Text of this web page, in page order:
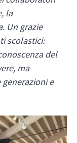
la
Un grazie
scolastici:
del
ma
generazioni e